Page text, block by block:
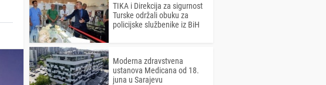
TIKA i Direkcija za sigurnost
Turske održali obuku za
policijske službenike iz BiH
Moderna zdravstvena
ustanova Medicana od 18.
juna u Sarajevu